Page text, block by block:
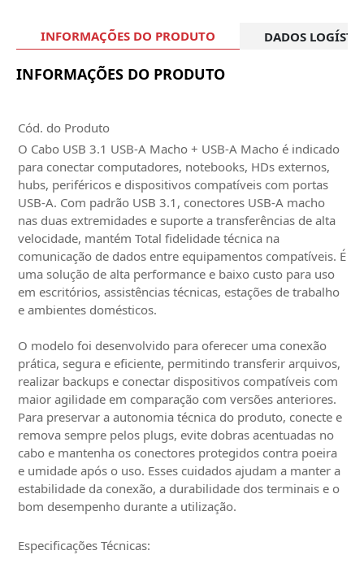
INFORMAÇÕES DO PRODUTO DADOS
INFORMAÇÕES DO PRODUTO
Cód. do Produto
O Cabo USB 3.1 USB-A Macho + USB-A Macho é indicado
para conectar computadores, notebooks, HDs externos,
hubs, periféricos e dispositivos compatíveis com portas
USB-A. Com padrão USB 3.1, conectores USB-A macho
nas duas extremidades e suporte a transferências de alta
velocidade, mantém Total fidelidade técnica na
comunicação de dados entre equipamentos compatíveis. É
uma solução de alta performance e baixo custo para uso
em escritórios, assistências técnicas, estações de trabalho
e ambientes domésticos.
O modelo foi desenvolvido para oferecer uma conexão
prática, segura e eficiente, permitindo transferir arquivos,
realizar backups e conectar dispositivos compatíveis com
maior agilidade em comparação com versões anteriores.
Para preservar a autonomia técnica do produto, conecte e
remova sempre pelos plugs, evite dobras acentuadas no
cabo e mantenha os conectores protegidos contra poeira
e umidade após o uso. Esses cuidados ajudam a manter a
estabilidade da conexão, a durabilidade dos terminais e o
bom desempenho durante a utilização.
Especificações Técnicas: